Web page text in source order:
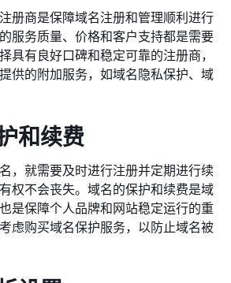
册商是保障域名注册和管理顺利进行
服务质量、价格和客户支持都是需要
具有良好口碑和稳定可靠的注册商，
供的附加服务，如域名隐私保护、域
和续费
，就需要及时进行注册并定期进行续
权不会丧失。域名的保护和续费是域
是保障个人品牌和网站稳定运行的重
虑购买域名保护服务，以防止域名被